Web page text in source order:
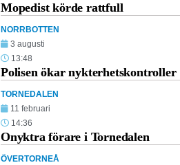
Mopedist körde rattfull
NORRBOTTEN
3 augusti
13:48
Polisen ökar nykterhetskontroller
TORNEDALEN
11 februari
14:36
Onyktra förare i Tornedalen
ÖVERTORNEÅ